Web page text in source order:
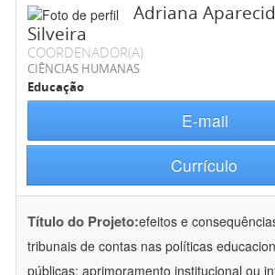
Adriana
Silveira
COORDENADOR(A)
CIÊNCIAS HUMANAS
Educação
E-mail
Currículo
Título do Projeto:efeitos e
tribunais de contas nas políticas
públicas: aprimoramento institucional ou